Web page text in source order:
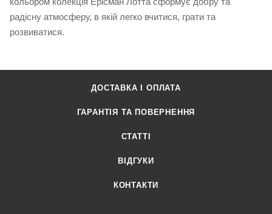
радісну атмосферу, в якій легко вчитися, грати та
розвиватися.
ДОСТАВКА І ОПЛАТА
ГАРАНТІЯ ТА ПОВЕРНЕННЯ
СТАТТІ
ВІДГУКИ
КОНТАКТИ